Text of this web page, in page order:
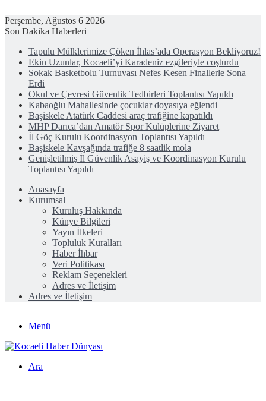
Perşembe, Ağustos 6 2026
Son Dakika Haberleri
Tapulu Mülklerimize Çöken İhlas’ada Operasyon Bekliyoruz!
Ekin Uzunlar, Kocaeli’yi Karadeniz ezgileriyle coşturdu
Sokak Basketbolu Turnuvası Nefes Kesen Finallerle Sona
Erdi
Okul ve Çevresi Güvenlik Tedbirleri Toplantısı Yapıldı
Kabaoğlu Mahallesinde çocuklar doyasıya eğlendi
Başiskele Atatürk Caddesi araç trafiğine kapatıldı
MHP Darıca’dan Amatör Spor Kulüplerine Ziyaret
İl Göç Kurulu Koordinasyon Toplantısı Yapıldı
Başiskele Kavşağında trafiğe 8 saatlik mola
Genişletilmiş İl Güvenlik Asayiş ve Koordinasyon Kurulu
Toplantısı Yapıldı
Anasayfa
Kurumsal
Kuruluş Hakkında
Künye Bilgileri
Yayın İlkeleri
Topluluk Kuralları
Haber İhbar
Veri Politikası
Reklam Seçenekleri
Adres ve İletişim
Adres ve İletişim
Menü
Ara